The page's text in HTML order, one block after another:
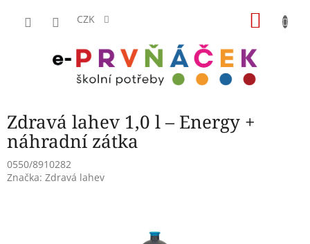
CZK
Zdravá lahev 1,0 l – Energy +
náhradní zátka
0550/8910282
Značka: Zdravá lahev